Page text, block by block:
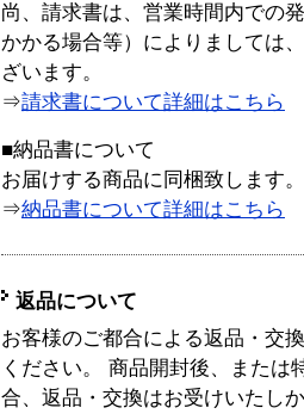
尚、請求書は、営業時間内での
かかる場合等）によりましては
ざいます。
⇒請求書について詳細はこちら
■納品書について
お届けする商品に同梱致します。
⇒納品書について詳細はこちら
返品について
お客様のご都合による返品・交
ください。 商品開封後、または
合、返品・交換はお受けいたし